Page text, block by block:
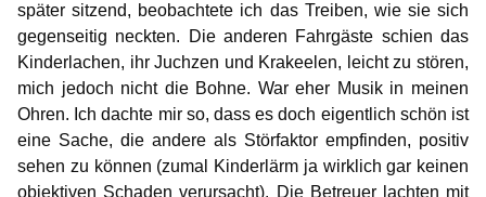
später sitzend, beobachtete ich das Treiben, wie sie sich
gegenseitig neckten. Die anderen Fahrgäste schien das
Kinderlachen, ihr Juchzen und Krakeelen, leicht zu stören,
mich jedoch nicht die Bohne. War eher Musik in meinen
Ohren. Ich dachte mir so, dass es doch eigentlich schön ist
eine Sache, die andere als Störfaktor empfinden, positiv
sehen zu können (zumal Kinderlärm ja wirklich gar keinen
objektiven Schaden verursacht). Die Betreuer lachten mit